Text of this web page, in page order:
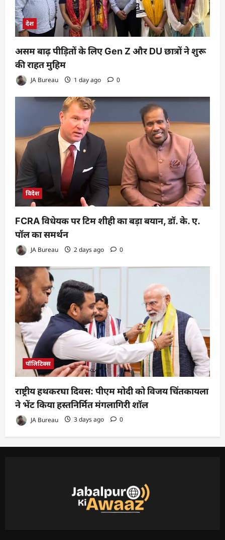
देश
असम बाढ़ पीड़ितों के लिए Gen Z और DU छात्रों ने शुरू
की राहत मुहिम
JA Bureau 1 day ago 0
विदेश
FCRA विधेयक पर टिम शीही का बड़ा बयान, डॉ. के. ए.
पॉल का समर्थन
JA Bureau 2 days ago 0
पॉलिटिक्स
राष्ट्रीय हथकरघा दिवस: पीएम मोदी को विजय चिंतकायला
ने भेंट किया हस्तनिर्मित मंगलागिरी शॉल
JA Bureau 3 days ago 0